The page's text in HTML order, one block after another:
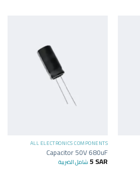
ALL ELECTRONICS COMPONENTS
Capacitor 50V 680uF
5SAR شامل الضريبة